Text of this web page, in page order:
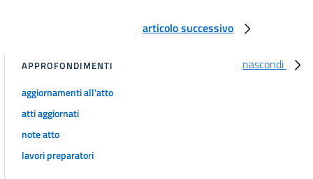
DISPOSIZIONI PER L'ENTE NAZIONALE IDROCARBURI
38
39
articolo successivo
nascondi
APPROFONDIMENTI
aggiornamenti all'atto
atti aggiornati
note atto
lavori preparatori